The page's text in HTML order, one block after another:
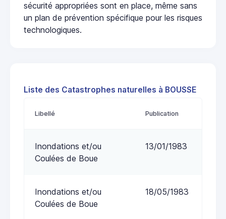
sécurité appropriées sont en place, même sans
un plan de prévention spécifique pour les risques
technologiques.
Liste des Catastrophes naturelles à BOUSSE
Libellé Publication
Inondations et/ou
Coulées de Boue
13/01/1983
Inondations et/ou
Coulées de Boue
18/05/1983